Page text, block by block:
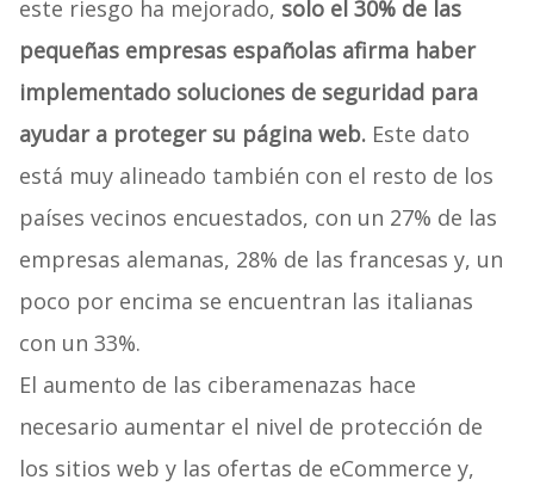
este riesgo ha mejorado, solo el 30% de las
pequeñas empresas españolas afirma haber
implementado soluciones de seguridad para
ayudar a proteger su página web.Este dato
está muy alineado también con el resto de los
países vecinos encuestados, con un 27% de las
empresas alemanas, 28% de las francesas y, un
poco por encima se encuentran las italianas
con un 33%.
El aumento de las ciberamenazas hace
necesario aumentar el nivel de protección de
los sitios web y las ofertas de eCommerce y,